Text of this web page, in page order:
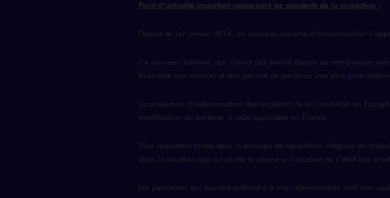
Point d’actualité important concernant les accidents de la circulation :
Depuis le 1er janvier 2016, un nouveau barème d’indemnisation
Ce nouveau barème, qui n’avait pas évolué depuis de nombreuses
favorable aux victimes et leur permet de percevoir une plus juste
La procédure d’indemnisation des accidents de la circulation en
modification du barème, à celle applicable en France.
Elles respectent toutes deux le principe de réparation intégrale du
dans la situation qui aurait été la sienne si l’accident ne s’était pas
Les personnes qui peuvent prétendre à une indemnisation sont non